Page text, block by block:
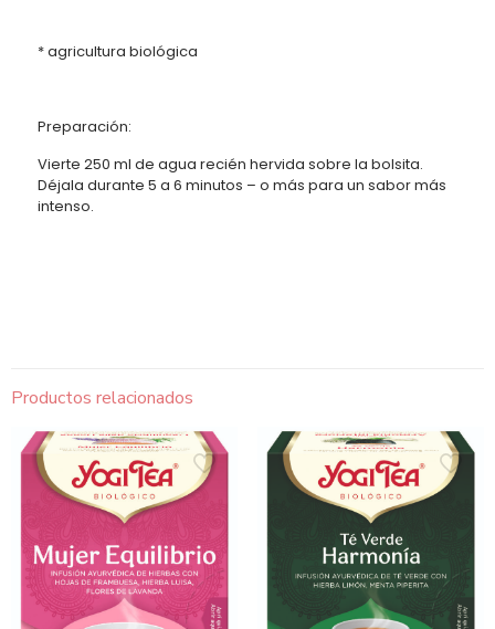
* agricultura biológica
Preparación:
Vierte 250 ml de agua recién hervida sobre la bolsita.
Déjala durante 5 a 6 minutos – o más para un sabor más
intenso.
Productos relacionados